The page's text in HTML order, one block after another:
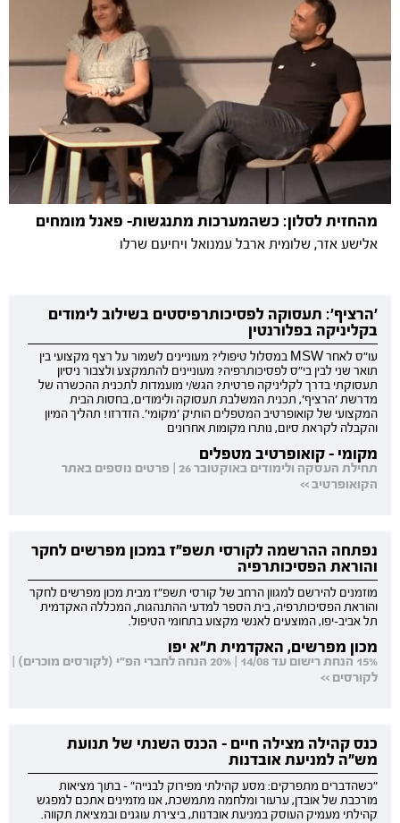
מהחזית לסלון: כשהמערכות מתנגשות- פאנל מומחים
אלישע אזר, שלומית ארבל עמנואל ויחיעם שרלו
'הרציף': תעסוקה לפסיכותרפיסטים בשילוב לימודים
בקליניקה בפלורנטין
עו"ס לאחר MSW במסלול טיפולי? מעוניינים לשמור על רצף מקצועי בין
תואר שני לבין בי"ס לפסיכותרפיה? מעוניינים להתמקצע ולצבור ניסיון
תעסוקתי בדרך לקליניקה פרטית? הגש/י מועמדות לתכנית ההכשרה של
מדרשת 'הרציף', תכנית המשלבת תעסוקה ולימודים, בחסות הבית
המקצועי של קואופרטיב המטפלים הותיק 'מקומי'. הזדרזו! תהליך המיון
והקבלה לקראת סיום, נותרו מקומות אחרונים
מקומי - קואופרטיב מטפלים
תחילת העסקה ולימודים באוקטובר 26 | פרטים נוספים באתר
הקואופרטיב >>
נפתחה ההרשמה לקורסי תשפ"ז במכון מפרשים לחקר
והוראת הפסיכותרפיה
מוזמנים להירשם למגוון הרחב של קורסי תשפ"ז מבית מכון מפרשים לחקר
והוראת הפסיכותרפיה, בית הספר למדעי ההתנהגות, המכללה האקדמית
תל אביב-יפו, המוצעים לאנשי מקצוע בתחומי הטיפול.
מכון מפרשים, האקדמית ת"א יפו
15% הנחת רישום עד 14/08 | 20% הנחה לחברי הפ"י (לקורסים מוכרים) |
לקורסים >>
כנס קהילה מצילה חיים - הכנס השנתי של תנועת
מש"ה למניעת אובדנות
"כשהדברים מתפרקים: מסע קהילתי מפירוק לבנייה" - בתוך מציאות
מורכבת של אובדן, ערעור ומלחמה מתמשכת, אנו מזמינים אתכם למפגש
קהילתי מעמיק העוסק במניעת אובדנות, ביצירת עוגנים ובמציאת תקווה.